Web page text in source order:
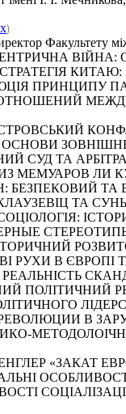
)
Факультету
СТРАТЕГІЯ
ПРИНЦИПУ
ОТНОШЕНИЙ
ОСНОВИ
СУД ТА
МЕМУАРОВ ЛИ
БЕЗПЕКОВИЙ
ТА
СОЦІОЛОГІЯ:
ІСТОРИЧНИЙ
РУХИ В
РЕАЛЬНІСТЬ
РЕВОЛЮЦИИ В